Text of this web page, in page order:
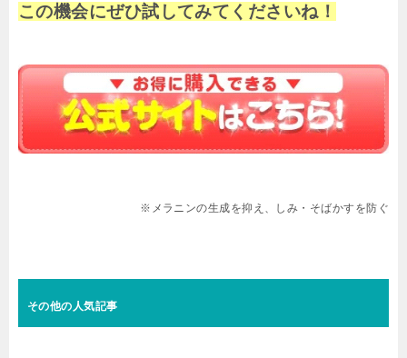
この機会にぜひ試してみてくださいね！
※メラニンの生成を抑え、しみ・そばかすを防ぐ
その他の人気記事